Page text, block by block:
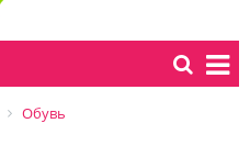
Обувь